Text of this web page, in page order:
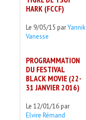
HARK (FCCF)
Le 9/05/15 parYannik
Vanesse
PROGRAMMATION
DU FESTIVAL
BLACK MOVIE (22-
31 JANVIER 2016)
Le 12/01/16 par
Elvire Rémand